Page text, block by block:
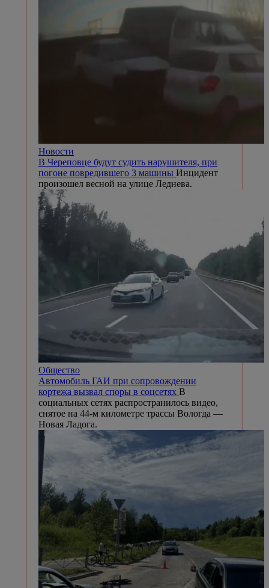
Новости
В Череповце будут судить нарушителя, при
погоне повредившего 3 машины Инцидент
произошел весной на улице Леднева.
Общество
Автомобиль ГАИ при сопровождении
кортежа вызвал споры в соцсетях В
социальных сетях распространилось видео,
снятое на 44-м километре трассы Вологда —
Новая Ладога.